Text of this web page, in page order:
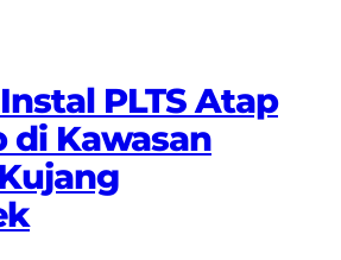
PLTS Atap
di Kawasan